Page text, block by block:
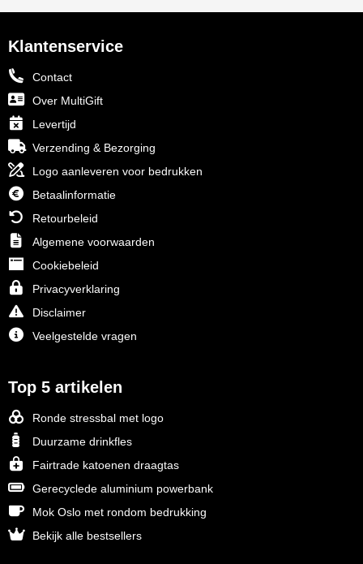
Klantenservice
Contact
Over MultiGift
Levertijd
Verzending & Bezorging
Logo aanleveren voor bedrukken
Betaalinformatie
Retourbeleid
Algemene voorwaarden
Cookiebeleid
Privacyverklaring
Disclaimer
Veelgestelde vragen
Top 5 artikelen
Ronde stressbal met logo
Duurzame drinkfles
Fairtrade katoenen draagtas
Gerecyclede aluminium powerbank
Mok Oslo met rondom bedrukking
Bekijk alle bestsellers